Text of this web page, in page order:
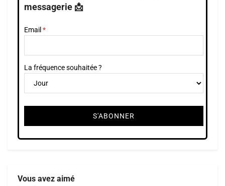
messagerie 📩
Email
La fréquence souhaitée ?
Vous avez aimé